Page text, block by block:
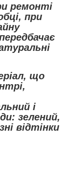
ремонті
при
що
і
зелений,
відтінки